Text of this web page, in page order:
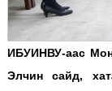
ИБУИНВУ-аас
Элчин сайд,